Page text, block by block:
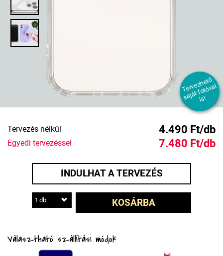
T
er
v
e
z
h
et
ő
s
aj
át f
ot
ó
v
al
i
s!
Tervezés nélkül 4.490 Ft/db
Egyedi tervezéssel 7.480 Ft/db
INDULHAT A TERVEZÉS
1 db KOSÁRBA
Választható szállítási módok